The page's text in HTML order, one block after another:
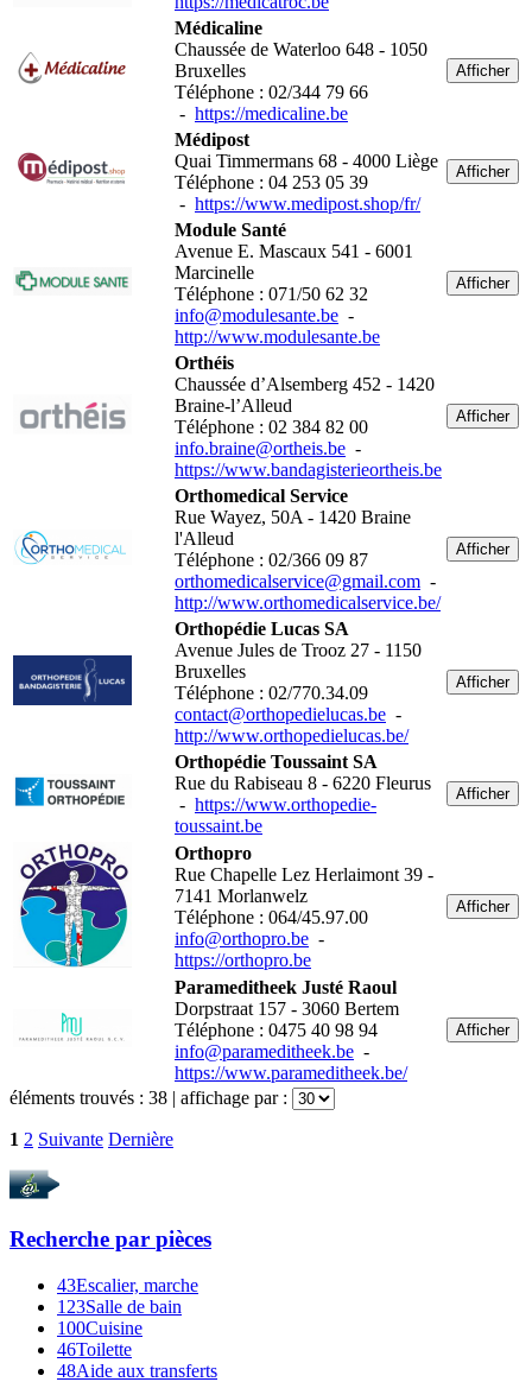
Médicaline
Chaussée de Waterloo 648 - 1050
Bruxelles
Téléphone : 02/344 79 66
- https://medicaline.be
Afficher
Médipost
Quai Timmermans 68 - 4000 Liège
Téléphone : 04 253 05 39
- https://www.medipost.shop/fr/
Afficher
Module Santé
Avenue E. Mascaux 541 - 6001
Marcinelle
Téléphone : 071/50 62 32
info@modulesante.be -
http://www.modulesante.be
Afficher
Orthéis
Chaussée d’Alsemberg 452 - 1420
Braine-l’Alleud
Téléphone : 02 384 82 00
info.braine@ortheis.be -
https://www.bandagisterieortheis.be
Afficher
Orthomedical Service
Rue Wayez, 50A - 1420 Braine
l'Alleud
Téléphone : 02/366 09 87
orthomedicalservice@gmail.com -
http://www.orthomedicalservice.be/
Afficher
Orthopédie Lucas SA
Avenue Jules de Trooz 27 - 1150
Bruxelles
Téléphone : 02/770.34.09
contact@orthopedielucas.be -
http://www.orthopedielucas.be/
Afficher
Orthopédie Toussaint SA
Rue du Rabiseau 8 - 6220 Fleurus
- https://www.orthopedie-
toussaint.be
Afficher
Orthopro
Rue Chapelle Lez Herlaimont 39 -
7141 Morlanwelz
Téléphone : 064/45.97.00
info@orthopro.be -
https://orthopro.be
Afficher
Parameditheek Justé Raoul
Dorpstraat 157 - 3060 Bertem
Téléphone : 0475 40 98 94
info@parameditheek.be -
https://www.parameditheek.be/
Afficher
éléments trouvés : 38 | affichage par :
1 2 Suivante Dernière
Recherche par pièces
43Escalier, marche
123Salle de bain
100Cuisine
46Toilette
48Aide aux transferts